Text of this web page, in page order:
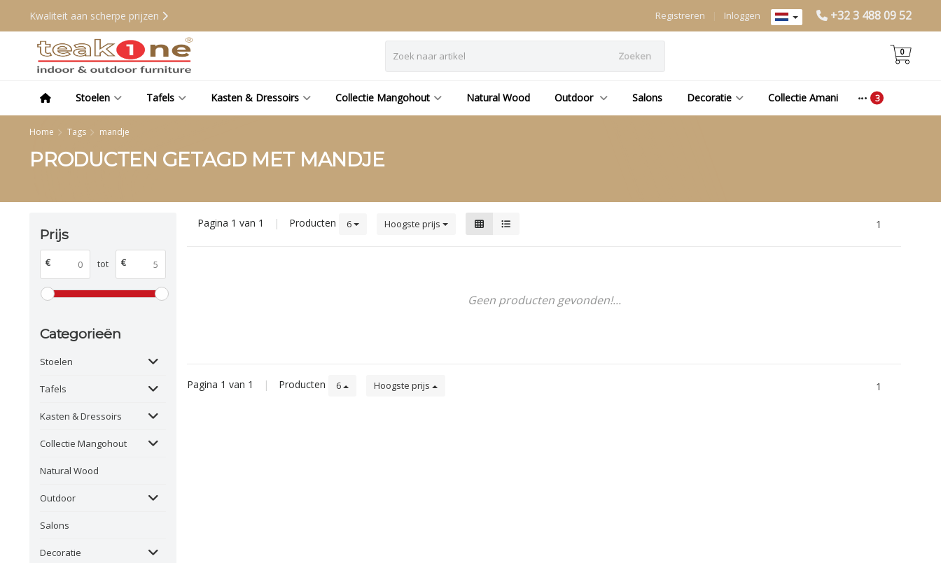
Kwaliteit aan scherpe prijzen +32 3 488 09 52
Inloggen
Registreren
Zoeken 0
Stoelen Tafels Kasten & Dressoirs Collectie Mangohout Natural Wood Outdoor Salons Decoratie Collectie Amani
Home Tags mandje
PRODUCTEN GETAGD MET MANDJE
Prijs
€ tot €
Categorieën
Stoelen
Tafels
Kasten & Dressoirs
Collectie Mangohout
Natural Wood
Outdoor
Salons
Decoratie
Pagina 1 van 1 | Producten 6 Hoogste prijs 1
Geen producten gevonden!...
Pagina 1 van 1 | Producten 6 Hoogste prijs 1